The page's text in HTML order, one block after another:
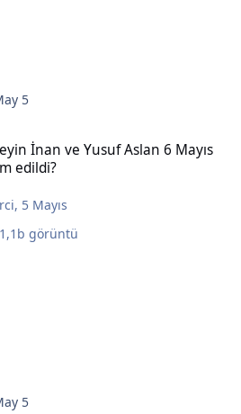
5
İnan ve Yusuf Aslan 6 Mayıs
edildi?
, 5 Mayıs
1,1b görüntü
5